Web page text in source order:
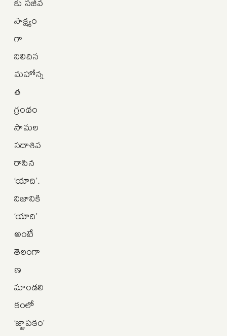
సాక్ష్యం
గా
నిలిచిన
మహోన్న
త
గ్రంథం
సామల
సదాశివ
రాసిన
‘యాది’.
నిజానికి
‘యాది’
అంటే
తెలంగా
ణ
మాండలి
కంలో
‘జ్ఞాపకం’